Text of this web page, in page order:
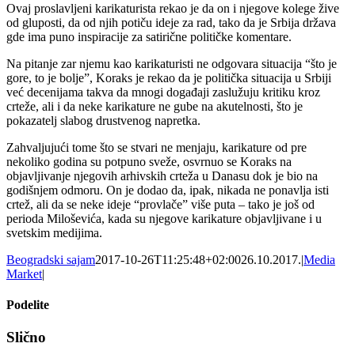
Ovaj proslavljeni karikaturista rekao je da on i njegove kolege žive
od gluposti, da od njih potiču ideje za rad, tako da je Srbija država
gde ima puno inspiracije za satirične političke komentare.
Na pitanje zar njemu kao karikaturisti ne odgovara situacija “što je
gore, to je bolje”, Koraks je rekao da je politička situacija u Srbiji
već decenijama takva da mnogi događaji zaslužuju kritiku kroz
crteže, ali i da neke karikature ne gube na akutelnosti, što je
pokazatelj slabog drustvenog napretka.
Zahvaljujući tome što se stvari ne menjaju, karikature od pre
nekoliko godina su potpuno sveže, osvrnuo se Koraks na
objavljivanje njegovih arhivskih crteža u Danasu dok je bio na
godišnjem odmoru. On je dodao da, ipak, nikada ne ponavlja isti
crtež, ali da se neke ideje “provlače” više puta – tako je još od
perioda Miloševića, kada su njegove karikature objavljivane i u
svetskim medijima.
Beogradski sajam2017-10-26T11:25:48+02:0026.10.2017.|Media
Market|
Podelite
Facebook
X
Tumblr
Pinterest
Email
Slično